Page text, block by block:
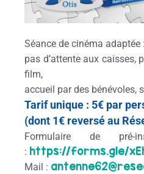
Séance de cinéma adaptée :
pas d’attente aux caisses,
film,
accueil par des bénévoles,
Tarif unique : 5€ par
(dont 1€ reversé au
Formulaire de pré-
: https://forms.gle/
Mail :